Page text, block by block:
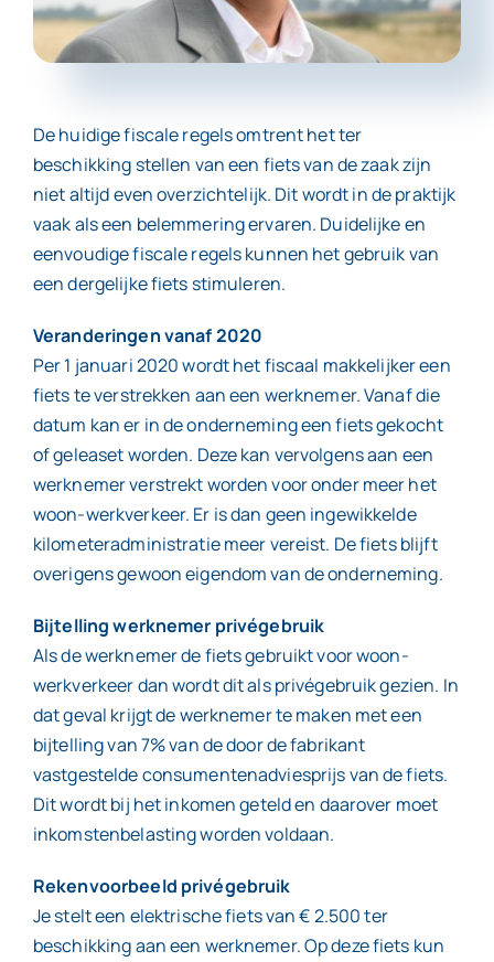
Contact
De huidige fiscale regels omtrent het ter
beschikking stellen van een fiets van de zaak zijn
niet altijd even overzichtelijk. Dit wordt in de praktijk
vaak als een belemmering ervaren. Duidelijke en
eenvoudige fiscale regels kunnen het gebruik van
een dergelijke fiets stimuleren.
Veranderingen vanaf 2020
Per 1 januari 2020 wordt het fiscaal makkelijker een
fiets te verstrekken aan een werknemer. Vanaf die
datum kan er in de onderneming een fiets gekocht
of geleaset worden. Deze kan vervolgens aan een
werknemer verstrekt worden voor onder meer het
woon-werkverkeer. Er is dan geen ingewikkelde
kilometeradministratie meer vereist. De fiets blijft
overigens gewoon eigendom van de onderneming.
Bijtelling werknemer privégebruik
Als de werknemer de fiets gebruikt voor woon-
werkverkeer dan wordt dit als privégebruik gezien. In
dat geval krijgt de werknemer te maken met een
bijtelling van 7% van de door de fabrikant
vastgestelde consumentenadviesprijs van de fiets.
Dit wordt bij het inkomen geteld en daarover moet
inkomstenbelasting worden voldaan.
Rekenvoorbeeld privégebruik
Je stelt een elektrische fiets van € 2.500 ter
beschikking aan een werknemer. Op deze fiets kun